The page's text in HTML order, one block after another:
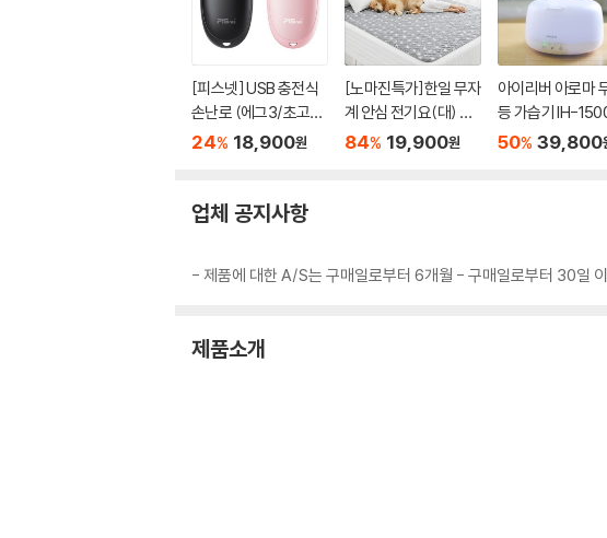
[피스넷] USB 충전식
손난로 (에그3/초고속
발열/3단온도조절/보
24% 18,900원
[노마진특가]한일 무자
계 안심 전기요(대) 자
동off기능
84% 19,900원
아이리버 아로마
등 가습기 IH-
50% 39,800
업체 공지사항
- 제품에 대한 A/S는 구매일로부터 6개월 - 구매일로부터 30일
제품소개